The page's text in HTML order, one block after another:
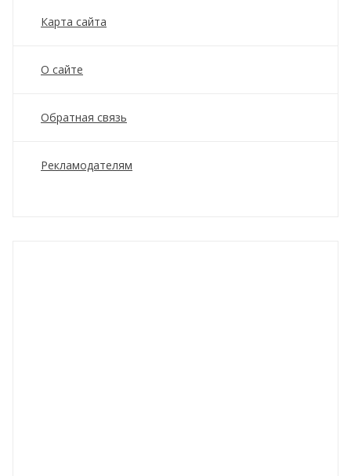
Карта сайта
О сайте
Обратная связь
Рекламодателям